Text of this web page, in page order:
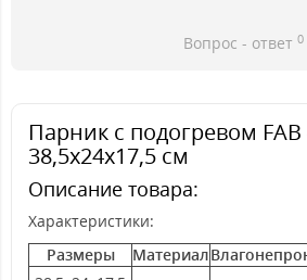
Вопрос - ответ 0
Парник с подогревом
38,5x24x17,5 см
Описание товара:
Характеристики:
Размеры
Материал